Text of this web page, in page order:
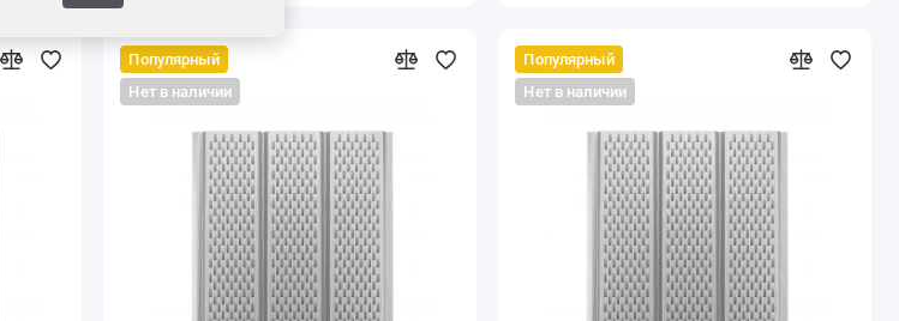
Популярный
Нет в наличии
Популярный
Нет в наличии